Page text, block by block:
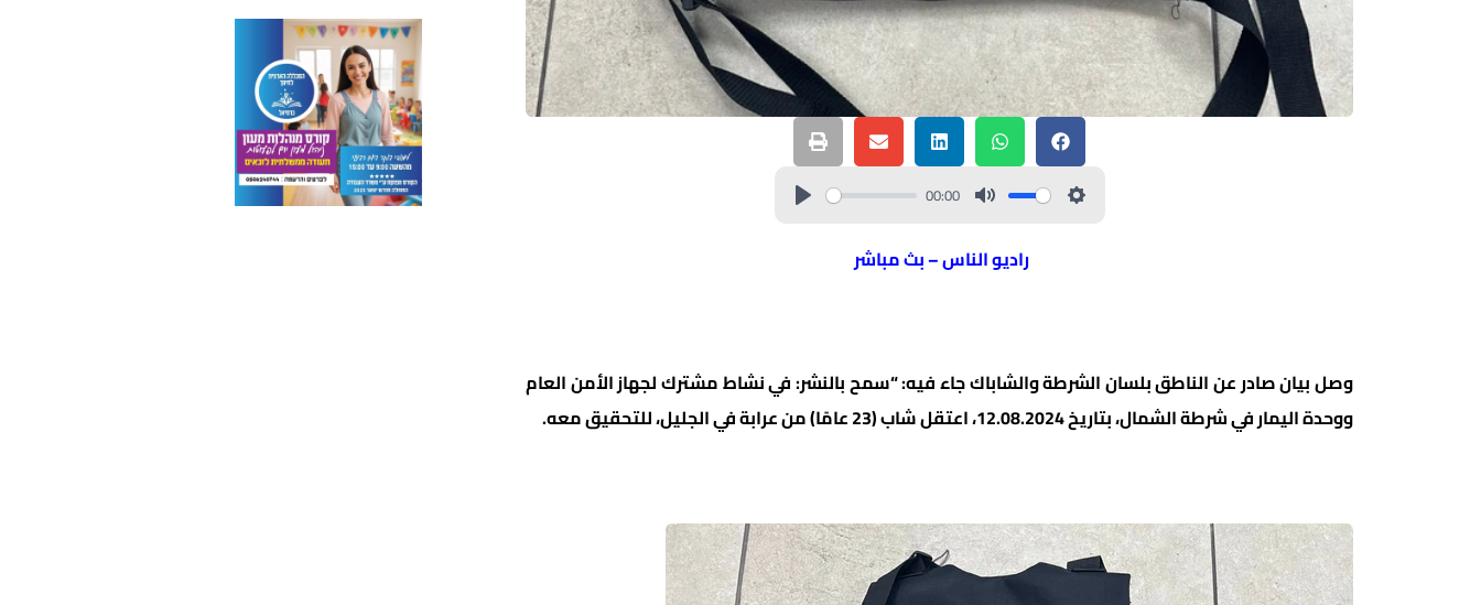
00:00
راديو الناس – بث مباشر
وصل بيان صادر عن الناطق بلسان الشرطة والشاباك جاء فيه: “سمح بالنشر: في نشاط مشترك لجهاز الأمن العام
ووحدة اليمار في شرطة الشمال، بتاريخ 12.08.2024، اعتقل شاب (23 عامًا) من عرابة في الجليل، للتحقيق معه.